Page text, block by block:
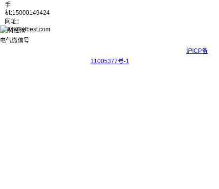
手
机:15000149424
网址：
www.kyfbest.com
沪ICP备
11005377号-1